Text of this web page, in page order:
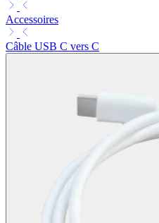
Accessoires
Câble USB C vers C